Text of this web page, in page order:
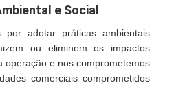
e Social
por adotar práticas ambientais
ou eliminem os impactos
operação e nos comprometemos
comerciais comprometidos